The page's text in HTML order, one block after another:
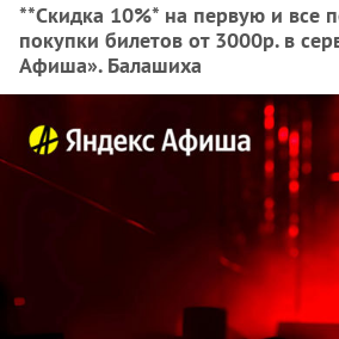
**Скидка 10%* на первую и все
покупки билетов от 3000р. в
Афиша». Балашиха